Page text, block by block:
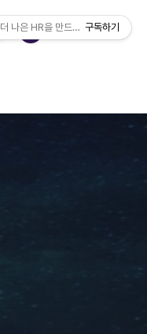
더 나은 HR을 만드는 전문가 팀,
구독하기